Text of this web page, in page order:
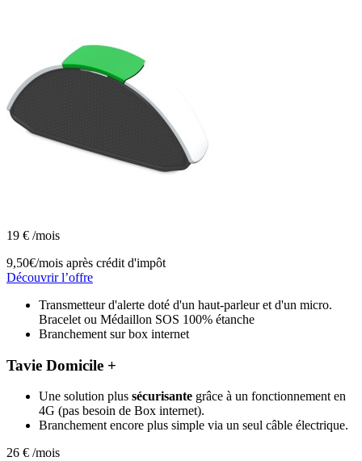
19 € /mois
9,50€/mois après crédit d'impôt
Découvrir l’offre
Transmetteur d'alerte doté d'un haut-parleur et d'un micro.
Bracelet ou Médaillon SOS 100% étanche
Branchement sur box internet
Tavie Domicile +
Une solution plus sécurisante grâce à un fonctionnement en
4G (pas besoin de Box internet).
Branchement encore plus simple via un seul câble électrique.
26 € /mois